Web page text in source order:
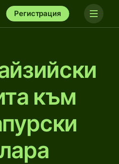
Регистрация
към